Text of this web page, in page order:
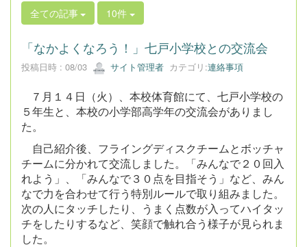
全ての記事 10件
「なかよくなろう！」七戸小学校との交流会
投稿日時 : 08/03 サイト管理者 カテゴリ:連絡事項
７月１４日（火）、本校体育館にて、七戸小学校の
５年生と、本校の小学部高学年の交流会がありまし
た。
自己紹介後、フライングディスクチームとボッチャ
チームに分かれて交流しました。
「みんなで２０回入
れよう」、「みんなで３０点を目指そう」など、みん
なで力を合わせて行う特別ルールで取り組みました。
次の人にタッチしたり、うまく点数が入ってハイタッ
チをしたりするなど、笑顔で触れ合う様子が見られま
した。